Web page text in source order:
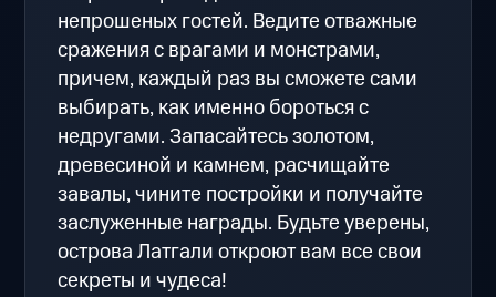
непрошеных гостей. Ведите отважные
сражения с врагами и монстрами,
причем, каждый раз вы сможете сами
выбирать, как именно бороться с
недругами. Запасайтесь золотом,
древесиной и камнем, расчищайте
завалы, чините постройки и получайте
заслуженные награды. Будьте уверены,
острова Латгали откроют вам все свои
секреты и чудеса!